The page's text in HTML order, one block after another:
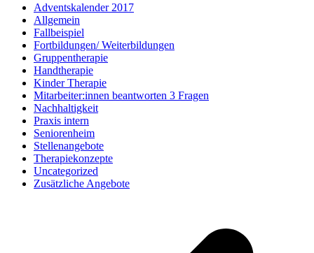
Adventskalender 2017
Allgemein
Fallbeispiel
Fortbildungen/ Weiterbildungen
Gruppentherapie
Handtherapie
Kinder Therapie
Mitarbeiter:innen beantworten 3 Fragen
Nachhaltigkeit
Praxis intern
Seniorenheim
Stellenangebote
Therapiekonzepte
Uncategorized
Zusätzliche Angebote